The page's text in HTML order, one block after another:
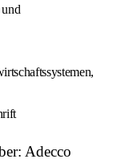
Adecco